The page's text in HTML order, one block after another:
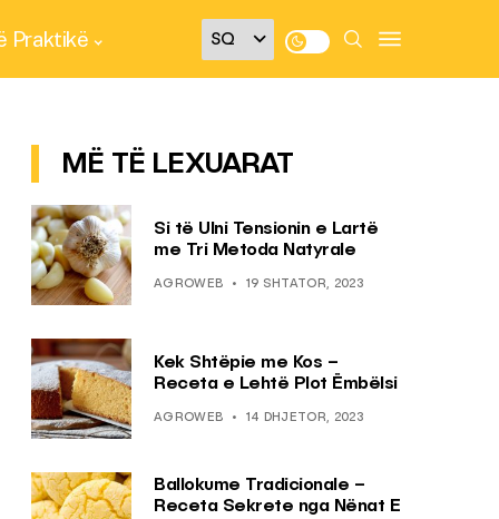
Praktikë
MË TË LEXUARAT
Si të Ulni Tensionin e Lartë
me Tri Metoda Natyrale
AGROWEB 19 SHTATOR, 2023
Kek Shtëpie me Kos –
Receta e Lehtë Plot Ëmbëlsi
AGROWEB 14 DHJETOR, 2023
Ballokume Tradicionale –
Receta Sekrete nga Nënat E